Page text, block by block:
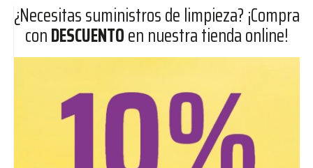
¿Necesitas suministros de limpieza? ¡Compra
conDESCUENTOen nuestra tienda online!